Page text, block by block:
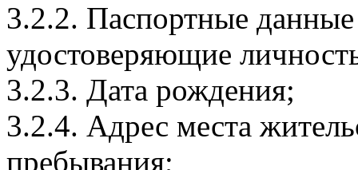
3.2.2. Паспортные
удостоверяющие
3.2.3. Дата рождения;
3.2.4. Адрес места
пребывания;